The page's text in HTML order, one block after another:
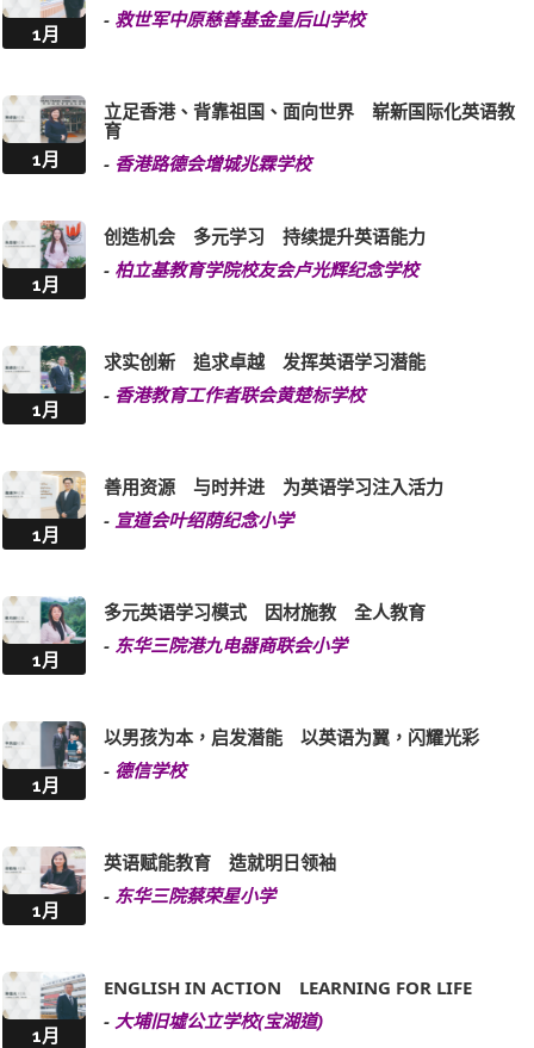
1月
- 救世军中原慈善基金皇后山学校
1月
立足香港、背靠祖国、面向世界 崭新国际化英语教
育
- 香港路德会增城兆霖学校
1月
创造机会 多元学习 持续提升英语能力
- 柏立基教育学院校友会卢光辉纪念学校
1月
求实创新 追求卓越 发挥英语学习潜能
- 香港教育工作者联会黄楚标学校
1月
善用资源 与时并进 为英语学习注入活力
- 宣道会叶绍荫纪念小学
1月
多元英语学习模式 因材施教 全人教育
- 东华三院港九电器商联会小学
1月
以男孩为本，启发潜能 以英语为翼，闪耀光彩
- 德信学校
1月
英语赋能教育 造就明日领袖
- 东华三院蔡荣星小学
1月
ENGLISH IN ACTION LEARNING FOR LIFE
- 大埔旧墟公立学校(宝湖道)